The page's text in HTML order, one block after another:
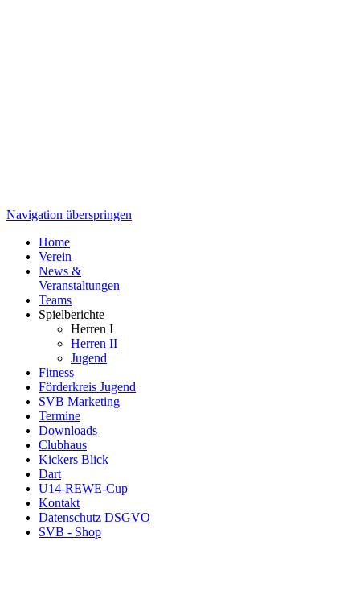
Navigation überspringen
Home
Verein
News &
Veranstaltungen
Teams
Spielberichte
Herren I
Herren II
Jugend
Fitness
Förderkreis Jugend
SVB Marketing
Termine
Downloads
Clubhaus
Kickers Blick
Dart
U14-REWE-Cup
Kontakt
Datenschutz DSGVO
SVB - Shop